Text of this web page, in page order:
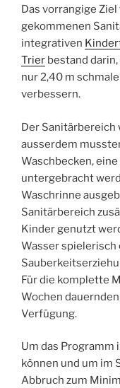
Das vorrangige
gekommenen
integrativen
Trier bestand
nur 2,40 m
verbessern.
Der Sanitärbereich
ausserdem
Waschbecken,
untergebracht
Waschrinne
Sanitärbereich
Kinder genutzt
Wasser spielerisch
Für die komplette
Wochen
Verfügung.
Um das Programm
können und um im
Abbruch zum